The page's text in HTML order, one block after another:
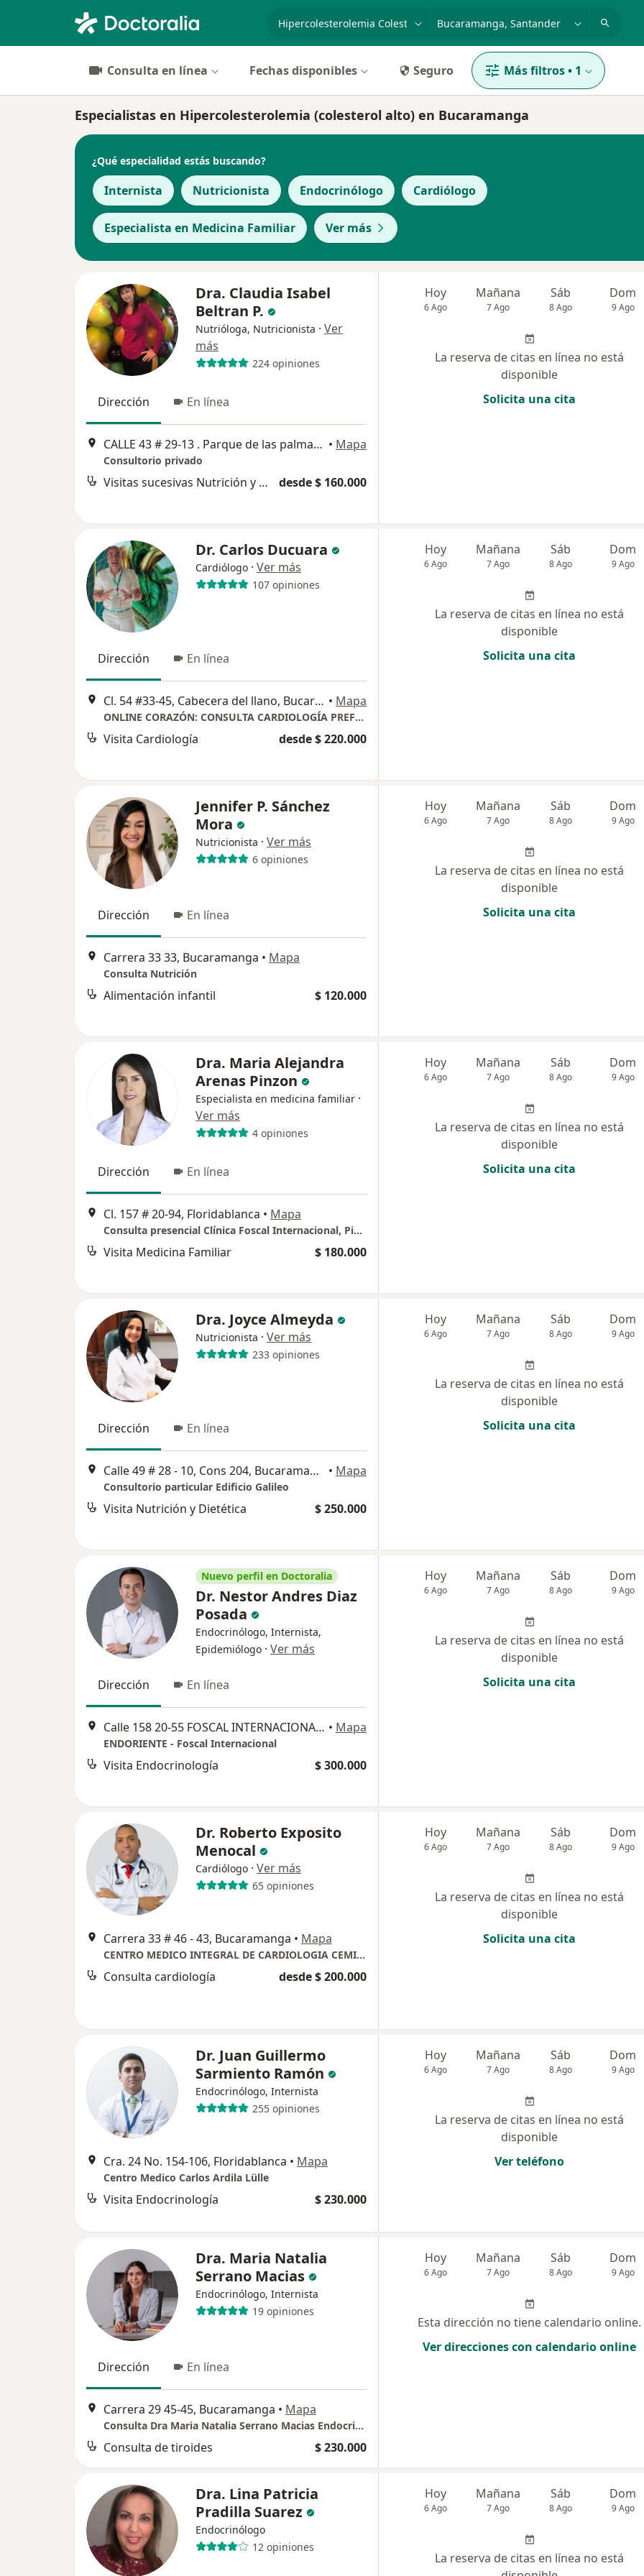
Consulta en línea Fechas disponibles Seguro Más filtros• 1
Especialistas en Hipercolesterolemia (colesterol alto) en Bucaramanga
¿Qué especialidad estás buscando?
Internista Nutricionista Endocrinólogo Cardiólogo
Especialista en Medicina Familiar Ver más
Dra. Claudia Isabel
Beltran P.
Nutrióloga, Nutricionista · Ver
más
224 opiniones
Dirección En línea
CALLE 43 # 29-13 . Parque de las palmas, Tempo II. Consultorio 202, Bucaramanga • Mapa
Consultorio privado
Visitas sucesivas Nutrición y Dietética desde $ 160.000
Hoy
6 Ago
Mañana
7 Ago
Sáb
8 Ago
Dom
9 Ago
La reserva de citas en línea no está
disponible
Solicita una cita
Dr. Carlos Ducuara
Cardiólogo · Ver más
107 opiniones
Dirección En línea
Cl. 54 #33-45, Cabecera del llano, Bucaramanga • Mapa
ONLINE CORAZÓN: CONSULTA CARDIOLOGÍA PREFERENCIAL, PLAN MASTER CARDIOLOGÍA, TOTALCARDIO & DOLOR TORÁCICO.
Visita Cardiología desde $ 220.000
Hoy
6 Ago
Mañana
7 Ago
Sáb
8 Ago
Dom
9 Ago
La reserva de citas en línea no está
disponible
Solicita una cita
Jennifer P. Sánchez
Mora
Nutricionista · Ver más
6 opiniones
Dirección En línea
Carrera 33 33, Bucaramanga • Mapa
Consulta Nutrición
Alimentación infantil $ 120.000
Hoy
6 Ago
Mañana
7 Ago
Sáb
8 Ago
Dom
9 Ago
La reserva de citas en línea no está
disponible
Solicita una cita
Dra. Maria Alejandra
Arenas Pinzon
Especialista en medicina familiar ·
Ver más
4 opiniones
Dirección En línea
Cl. 157 # 20-94, Floridablanca • Mapa
Consulta presencial Clínica Foscal Internacional, Piso 8, consultorio 817
Visita Medicina Familiar $ 180.000
Hoy
6 Ago
Mañana
7 Ago
Sáb
8 Ago
Dom
9 Ago
La reserva de citas en línea no está
disponible
Solicita una cita
Dra. Joyce Almeyda
Nutricionista · Ver más
233 opiniones
Dirección En línea
Calle 49 # 28 - 10, Cons 204, Bucaramanga • Mapa
Consultorio particular Edificio Galileo
Visita Nutrición y Dietética $ 250.000
Hoy
6 Ago
Mañana
7 Ago
Sáb
8 Ago
Dom
9 Ago
La reserva de citas en línea no está
disponible
Solicita una cita
Nuevo perfil en Doctoralia
Dr. Nestor Andres Diaz
Posada
Endocrinólogo, Internista,
Epidemiólogo · Ver más
Dirección En línea
Calle 158 20-55 FOSCAL INTERNACIONAL/FOSUNAB-PIS 4 CONSUL 408, Floridablanca • Mapa
ENDORIENTE - Foscal Internacional
Visita Endocrinología $ 300.000
Hoy
6 Ago
Mañana
7 Ago
Sáb
8 Ago
Dom
9 Ago
La reserva de citas en línea no está
disponible
Solicita una cita
Dr. Roberto Exposito
Menocal
Cardiólogo · Ver más
65 opiniones
Carrera 33 # 46 - 43, Bucaramanga • Mapa
CENTRO MEDICO INTEGRAL DE CARDIOLOGIA CEMIC IPS
Consulta cardiología desde $ 200.000
Hoy
6 Ago
Mañana
7 Ago
Sáb
8 Ago
Dom
9 Ago
La reserva de citas en línea no está
disponible
Solicita una cita
Dr. Juan Guillermo
Sarmiento Ramón
Endocrinólogo, Internista
255 opiniones
Cra. 24 No. 154-106, Floridablanca • Mapa
Centro Medico Carlos Ardila Lülle
Visita Endocrinología $ 230.000
Hoy
6 Ago
Mañana
7 Ago
Sáb
8 Ago
Dom
9 Ago
La reserva de citas en línea no está
disponible
Ver teléfono
Dra. Maria Natalia
Serrano Macias
Endocrinólogo, Internista
19 opiniones
Dirección En línea
Carrera 29 45-45, Bucaramanga • Mapa
Consulta Dra Maria Natalia Serrano Macias Endocrinología y obesidad
Consulta de tiroides $ 230.000
Hoy
6 Ago
Mañana
7 Ago
Sáb
8 Ago
Dom
9 Ago
Esta dirección no tiene calendario online.
Ver direcciones con calendario online
Dra. Lina Patricia
Pradilla Suarez
Endocrinólogo
12 opiniones
Hoy
6 Ago
Mañana
7 Ago
Sáb
8 Ago
Dom
9 Ago
La reserva de citas en línea no está